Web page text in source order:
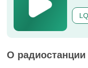
О радиостанции